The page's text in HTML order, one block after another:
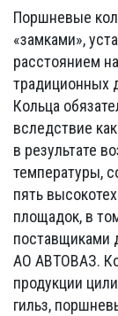
Поршневые
«замками»,
расстоянием
традиционных
Кольца
вследствие
в результате
температуры,
пять
площадок, в
поставщиками
АО АВТОВАЗ.
продукции
гильз,